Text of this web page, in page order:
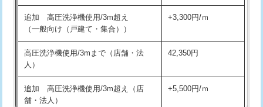
給水管工事※（保温材使用（バンド止
め込み）)
5,500円
給水管工事※（土の掘削・埋め戻し作
業)
11,000円
給水管工事※（塩ビ管（VP・HI）使
用/3ｍまで)
33,000円
追加 高圧洗浄機使用/3m超え
（一般向け（戸建て・集合））
+3,300円/ｍ
高圧洗浄機使用/3mまで（店舗・法
人）
42,350円
追加 高圧洗浄機使用/3m超え（店
舗・法人）
+5,500円/ｍ